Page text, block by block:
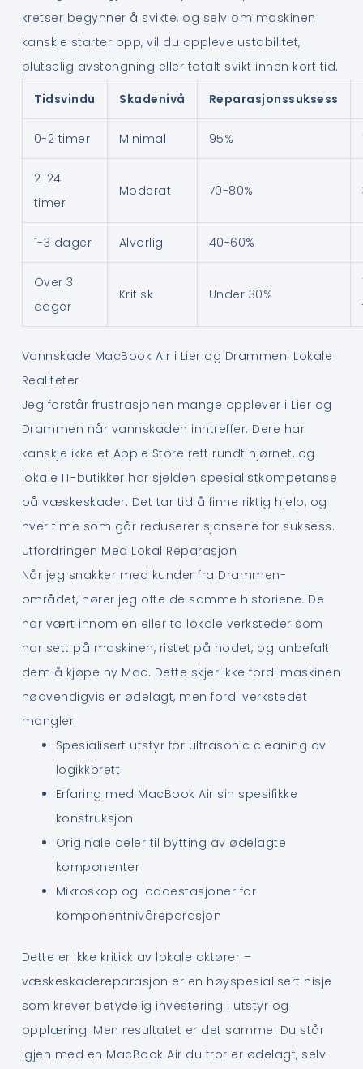
kretser begynner å svikte, og selv om maskinen
kanskje starter opp, vil du oppleve ustabilitet,
plutselig avstengning eller totalt svikt innen kort tid.
Tidsvindu
Skadenivå Reparasjonssuksess
0-2 timer Minimal 95%
2-24
timer
Moderat 70-80%
1-3 dager Alvorlig 40-60%
Over 3
dager
Kritisk Under 30%
Vannskade MacBook Air i Lier og Drammen: Lokale
Realiteter
Jeg forstår frustrasjonen mange opplever i Lier og
Drammen når vannskaden inntreffer. Dere har
kanskje ikke et Apple Store rett rundt hjørnet, og
lokale IT-butikker har sjelden spesialistkompetanse
på væskeskader. Det tar tid å finne riktig hjelp, og
hver time som går reduserer sjansene for suksess.
Utfordringen Med Lokal Reparasjon
Når jeg snakker med kunder fra Drammen-
området, hører jeg ofte de samme historiene. De
har vært innom en eller to lokale verksteder som
har sett på maskinen, ristet på hodet, og anbefalt
dem å kjøpe ny Mac. Dette skjer ikke fordi maskinen
nødvendigvis er ødelagt, men fordi verkstedet
mangler:
Spesialisert utstyr for ultrasonic cleaning av
logikkbrett
Erfaring med MacBook Air sin spesifikke
konstruksjon
Originale deler til bytting av ødelagte
komponenter
Mikroskop og loddestasjoner for
komponentnivåreparasjon
Dette er ikke kritikk av lokale aktører –
væskeskadereparasjon er en høyspesialisert nisje
som krever betydelig investering i utstyr og
opplæring. Men resultatet er det samme: Du står
igjen med en MacBook Air du tror er ødelagt, selv